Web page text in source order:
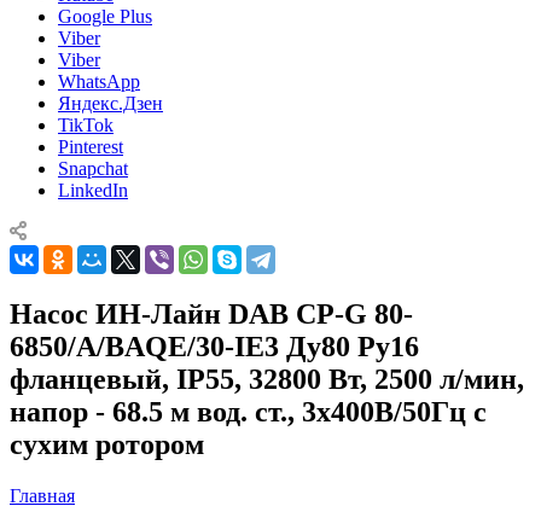
Google Plus
Viber
Viber
WhatsApp
Яндекс.Дзен
TikTok
Pinterest
Snapchat
LinkedIn
Насос ИН-Лайн DAB CP-G 80-
6850/A/BAQE/30-IE3 Ду80 Ру16
фланцевый, IP55, 32800 Вт, 2500 л/мин,
напор - 68.5 м вод. ст., 3x400В/50Гц с
сухим ротором
Главная